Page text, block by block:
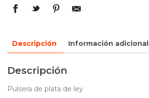
Descripción Información adicional
Descripción
Pulsera de plata de ley